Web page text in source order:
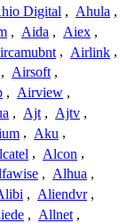
Digital , Ahula ,
, Aida , Aiex ,
, Airlink ,
, Airsoft ,
, Airview ,
, Ajt , Ajtv ,
, Aku ,
, Alcon ,
, Alhua ,
, Aliendvr ,
, Allnet ,